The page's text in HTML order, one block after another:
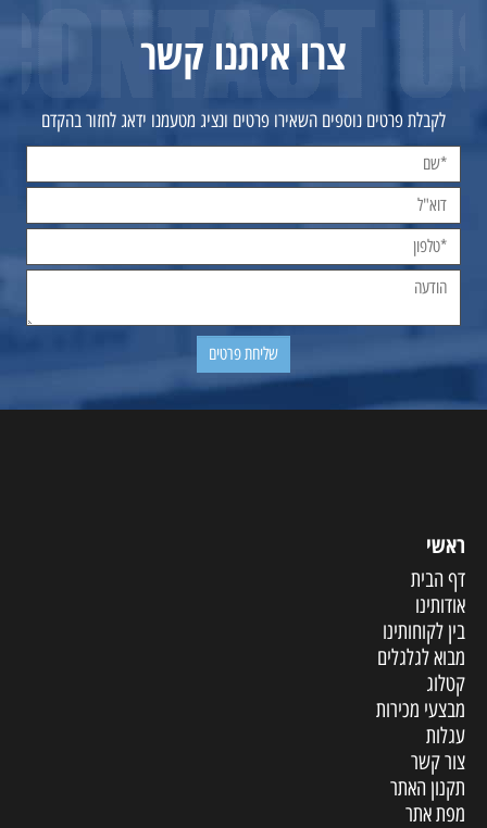
צרו איתנו קשר
לקבלת פרטים נוספים השאירו פרטים ונציג מטעמנו ידאג לחזור בהקדם
ראשי
דף הבית
אודותינו
בין לקוחותינו
מבוא לגלגלים
קטלוג
מבצעי מכירות
עגלות
צור קשר
תקנון האתר
מפת אתר